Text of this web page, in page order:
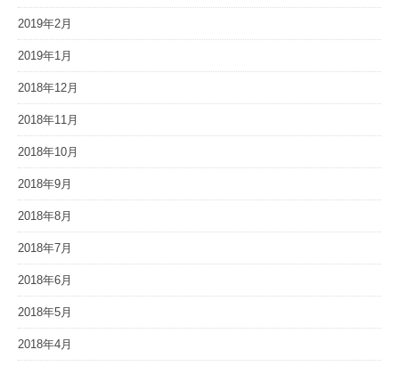
2019年2月
2019年1月
2018年12月
2018年11月
2018年10月
2018年9月
2018年8月
2018年7月
2018年6月
2018年5月
2018年4月